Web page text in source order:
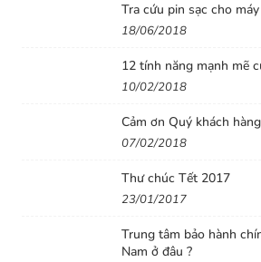
Tra cứu pin sạc cho
18/06/2018
12 tính năng mạnh mẽ
10/02/2018
Cảm ơn Quý
07/02/2018
Thư chúc Tết 2017
23/01/2017
Trung tâm bảo hành
Nam ở đâu ?